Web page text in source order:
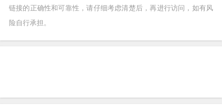
链接的正确性和可靠性，请仔细考虑清楚后，再进行访问，如有风
险自行承担。